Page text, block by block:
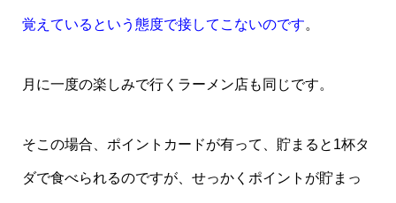
覚えているという態度で接してこないのです。
月に一度の楽しみで行くラーメン店も同じです。
そこの場合、ポイントカードが有って、貯まると1杯タ
ダで食べられるのですが、せっかくポイントが貯まっ